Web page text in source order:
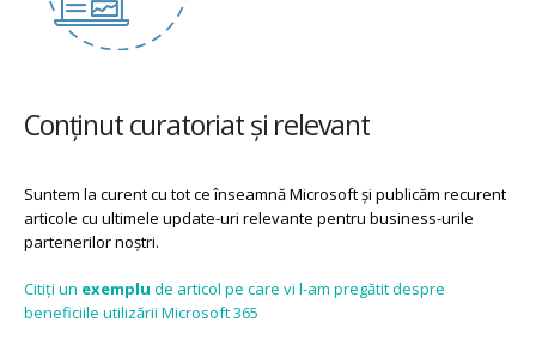
Conținut curatoriat și relevant
Suntem la curent cu tot ce înseamnă Microsoft și publicăm recurent
articole cu ultimele update-uri relevante pentru business-urile
partenerilor noștri.
Citiți un exemplu de articol pe care vi l-am pregătit despre
beneficiile utilizării Microsoft 365